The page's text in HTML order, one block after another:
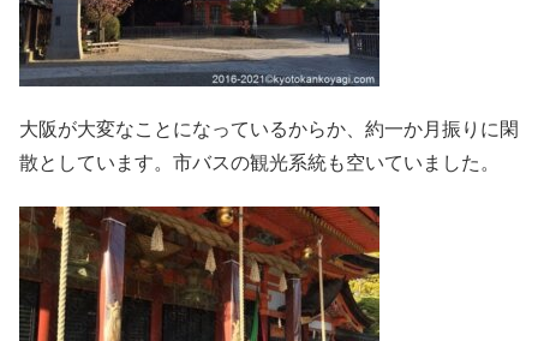
大阪が大変なことになっているからか、約一か月振りに閑
散としています。市バスの観光系統も空いていました。